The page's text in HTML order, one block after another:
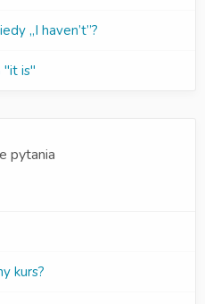
„I haven’t”?
"it is"
pytania
kurs?